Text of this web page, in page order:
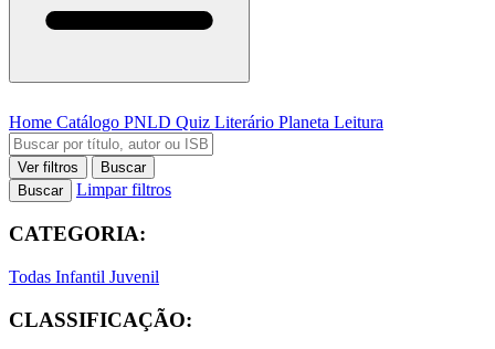
Home Catálogo PNLD Quiz Literário Planeta Leitura
Ver filtros
Buscar
Buscar
Limpar filtros
CATEGORIA:
Todas Infantil Juvenil
CLASSIFICAÇÃO: